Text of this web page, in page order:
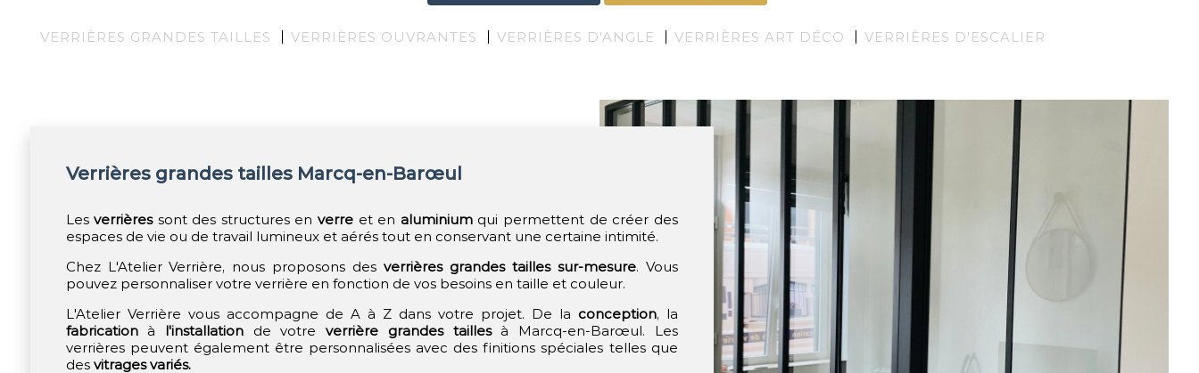
VERRIÈRES GRANDES TAILLES VERRIÈRES OUVRANTES VERRIÈRES D'ANGLE VERRIÈRES ART DÉCO VERRIÈRES D'ESCALIER
Verrières grandes tailles Marcq-en-Barœul
Lesverrièressont des structures enverre et en aluminiumqui permettent de créer des
espaces de vie ou de travail lumineux et aérés tout en conservant une certaine intimité.
Chez L'Atelier Verrière, nous proposons desverrières grandes tailles sur-mesure. Vous
pouvez personnaliser votre verrière en fonction de vos besoins en taille et couleur.
L'Atelier Verrière vous accompagne de A à Z dans votre projet. De la conception, la
fabricationà l'installation de votreverrière grandes taillesà Marcq-en-Barœul. Les
verrières peuvent également être personnalisées avec des finitions spéciales telles que
des vitrages variés.